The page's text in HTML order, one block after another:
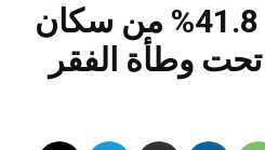
تقرير أوروبي.. 41.8% من سكان
وطأة الفقر